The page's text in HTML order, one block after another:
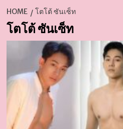
HOME โตโต้ ซันเซ็ท
โตโต้ ซันเซ็ท